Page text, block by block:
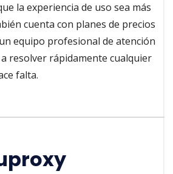
la experiencia de uso sea más
cuenta con planes de precios
equipo profesional de atención
resolver rápidamente cualquier
falta.